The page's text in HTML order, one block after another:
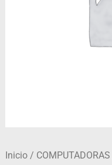
Inicio / COMPUTADORAS